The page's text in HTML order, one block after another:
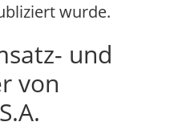
wurde.
und
von